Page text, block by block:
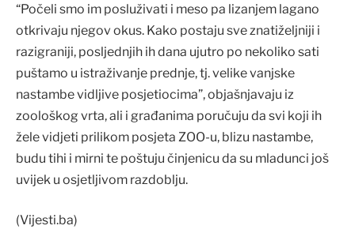
“Počeli smo im posluživati i meso pa lizanjem lagano
otkrivaju njegov okus. Kako postaju sve znatiželjniji i
razigraniji, posljednjih ih dana ujutro po nekoliko sati
puštamo u istraživanje prednje, tj. velike vanjske
nastambe vidljive posjetiocima”, objašnjavaju iz
zoološkog vrta, ali i građanima poručuju da svi koji ih
žele vidjeti prilikom posjeta ZOO-u, blizu nastambe,
budu tihi i mirni te poštuju činjenicu da su mladunci još
uvijek u osjetljivom razdoblju.
(Vijesti.ba)